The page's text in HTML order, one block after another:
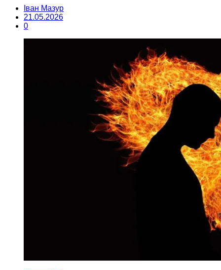
Іван Мазур
21.05.2026
0